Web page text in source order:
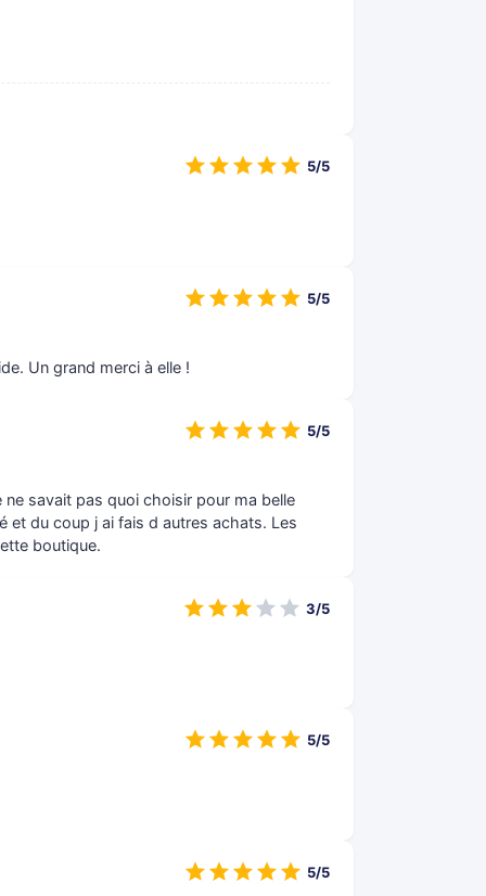
5/5
Un grand merci à elle !
5/5
savait pas quoi choisir pour ma belle
et du coup j ai fais d autres achats. Les
boutique.
5/5
3/5
5/5
5/5